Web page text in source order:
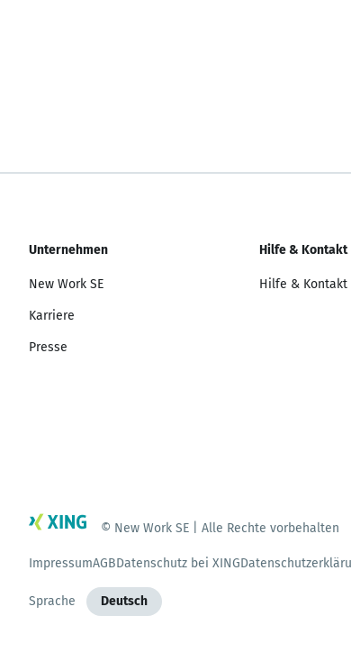
Unternehmen
New Work SE
Karriere
Presse
Hilfe & Kontakt
Hilfe & Kontakt
© New Work SE | Alle Rechte vorbehalten
ImpressumAGBDatenschutz bei XING
Sprache Deutsch